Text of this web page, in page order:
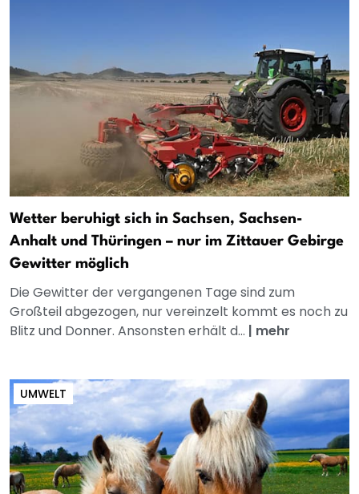
Wetter beruhigt sich in Sachsen, Sachsen-
Anhalt und Thüringen – nur im Zittauer Gebirge
Gewitter möglich
Die Gewitter der vergangenen Tage sind zum
Großteil abgezogen, nur vereinzelt kommt es noch zu
Blitz und Donner. Ansonsten erhält d... | mehr
UMWELT